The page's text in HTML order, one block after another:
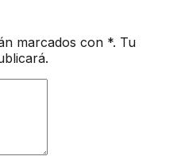
marcados con *. Tu